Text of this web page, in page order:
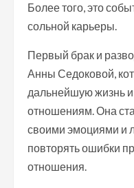
Более того, это
сольной карьеры.
Первый брак и
Анны Седоковой,
дальнейшую жизнь
отношениям. Она
своими эмоциями и
повторять ошибки
отношения.